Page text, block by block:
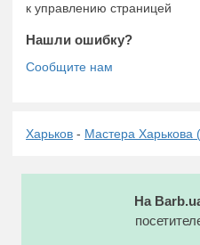
к управлению страницей
Нашли ошибку?
Харьков - Мастера Харькова
На